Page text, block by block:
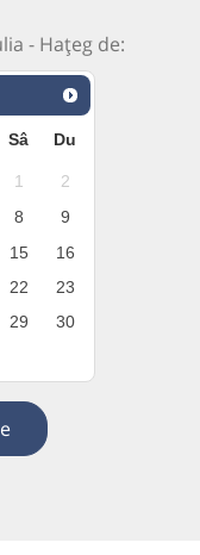
- Hațeg de:
Sâ Du
1
2
8
9
15
16
22
23
29
30